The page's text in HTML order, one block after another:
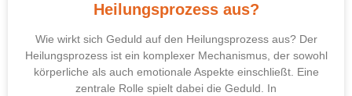
Heilungsprozess aus?
Wie wirkt sich Geduld auf den Heilungsprozess aus? Der
Heilungsprozess ist ein komplexer Mechanismus, der sowohl
körperliche als auch emotionale Aspekte einschließt. Eine
zentrale Rolle spielt dabei die Geduld. In